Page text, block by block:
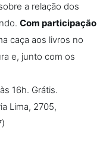
a relação dos
Com participação
caça aos livros no
e, junto com os
16h. Grátis.
Lima, 2705,